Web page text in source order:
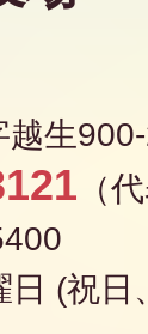
越生
（
日 (祝